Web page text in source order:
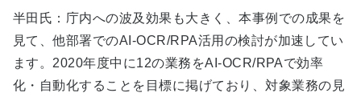
半田氏：庁内への波及効果も大きく、本事例での成果を
見て、他部署でのAI-OCR/RPA活用の検討が加速してい
ます。2020年度中に12の業務をAI-OCR/RPAで効率
化・自動化することを目標に掲げており、対象業務の見